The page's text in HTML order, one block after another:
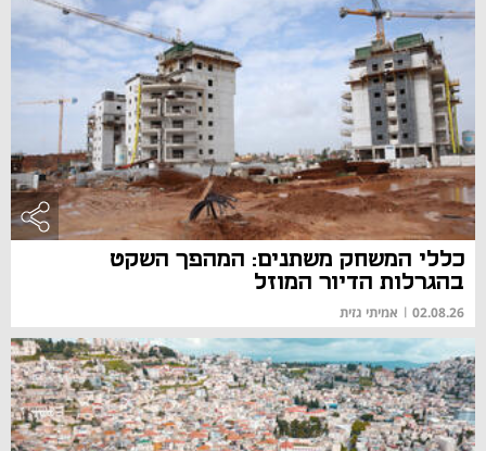
כללי המשחק משתנים: המהפך השקט
בהגרלות הדיור המוזל
02.08.26
| אמיתי גזית